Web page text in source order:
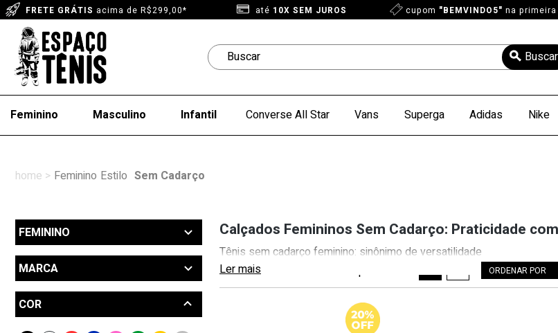
FRETE GRÁTIS acima de R$299,00* até 10X SEM JUROS cupom "BEMVINDO5" na
Feminino Masculino Infantil Converse All Star Vans Superga Adidas Nike
Feminino Estilo Sem Cadarço
FEMININO
Outlet (8)
Produtos até 270 reais (52)
Desconto de Novo 60% (3)
Sem Cadarço (72)
MARCA
Adidas (3)
Converse (5)
COR
Calçados Femininos Sem Cadarço: Praticidade
Tênis sem cadarço feminino: sinônimo de versatilidade
72 produtos
1 ORDENAR POR